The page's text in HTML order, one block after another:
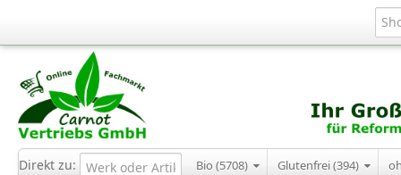
Direkt zu: Bio (5708) Glutenfrei (394)